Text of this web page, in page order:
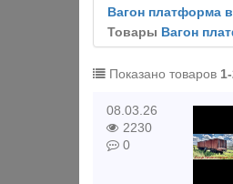
Вагон платформа
Товары Вагон
Показано товаров
08.03.26
2230
0